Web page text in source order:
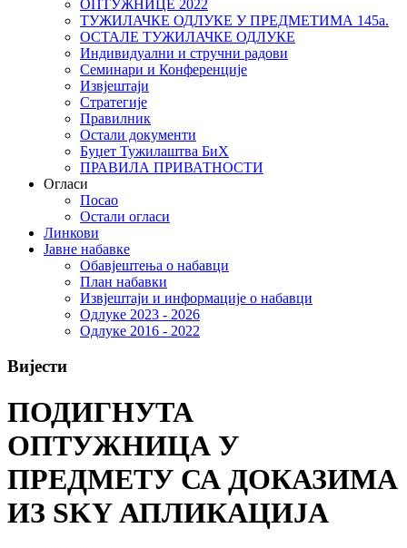
ОПТУЖНИЦЕ 2022
ТУЖИЛАЧКЕ ОДЛУКЕ У ПРЕДМЕТИМА 145а.
ОСТАЛЕ ТУЖИЛАЧКЕ ОДЛУКЕ
Индивидуални и стручни радови
Семинари и Конференције
Извјештаји
Стратегије
Правилник
Остали документи
Буџет Тужилаштва БиХ
ПРАВИЛА ПРИВАТНОСТИ
Огласи
Посао
Остали огласи
Линкови
Јавне набавке
Обавјештења о набавци
План набавки
Извјештаји и информације о набавци
Одлуке 2023 - 2026
Одлуке 2016 - 2022
Вијести
ПОДИГНУТА
ОПТУЖНИЦА У
ПРЕДМЕТУ СА ДОКАЗИМА
ИЗ SKY АПЛИКАЦИЈА